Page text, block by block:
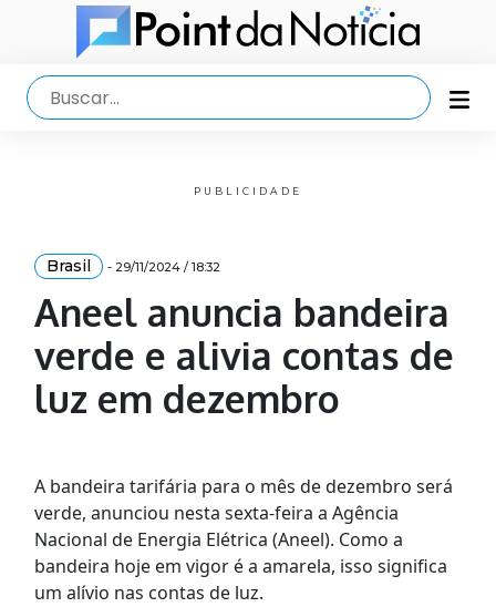
PUBLICIDADE
Brasil - 29/11/2024 / 18:32
Aneel anuncia bandeira
verde e alivia contas de
luz em dezembro
A bandeira tarifária para o mês de dezembro será
verde, anunciou nesta sexta-feira a Agência
Nacional de Energia Elétrica (Aneel). Como a
bandeira hoje em vigor é a amarela, isso significa
um alívio nas contas de luz.